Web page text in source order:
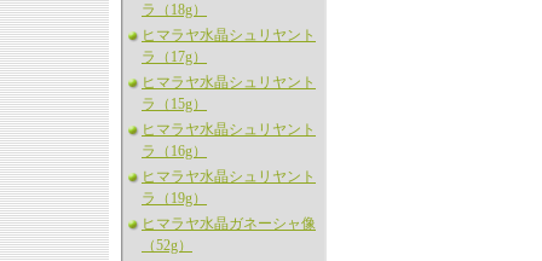
ラ（18g）
ヒマラヤ水晶シュリヤント
ラ（17g）
ヒマラヤ水晶シュリヤント
ラ（15g）
ヒマラヤ水晶シュリヤント
ラ（16g）
ヒマラヤ水晶シュリヤント
ラ（19g）
ヒマラヤ水晶ガネーシャ像
（52g）